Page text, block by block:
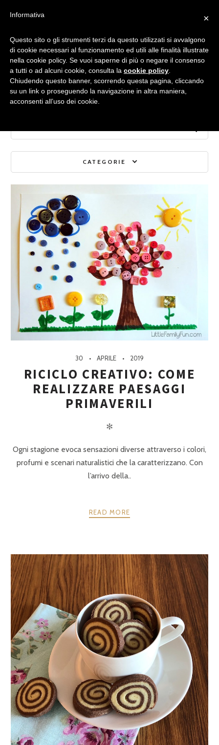
Archivio mensile:
APRILE 2019
CATEGORIE
30 APRILE 2019
RICICLO CREATIVO: COME
REALIZZARE PAESAGGI
PRIMAVERILI
✻
Ogni stagione evoca sensazioni diverse attraverso i colori,
profumi e scenari naturalistici che la caratterizzano. Con
l’arrivo della..
READ MORE
×
Informativa
Questo sito o gli strumenti terzi da questo utilizzati si avvalgono
di cookie necessari al funzionamento ed utili alle finalità illustrate
nella cookie policy. Se vuoi saperne di più o negare il consenso
a tutti o ad alcuni cookie, consulta la cookie policy
Chiudendo questo banner, scorrendo questa pagina, cliccando
su un link o proseguendo la navigazione in altra maniera,
acconsenti all’uso dei cookie.